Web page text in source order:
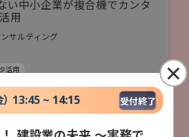
い中小企業が複合機でカンタ
用
サルティング
活用
受付終了
） 13:45 ~ 14:15 受付終了
×